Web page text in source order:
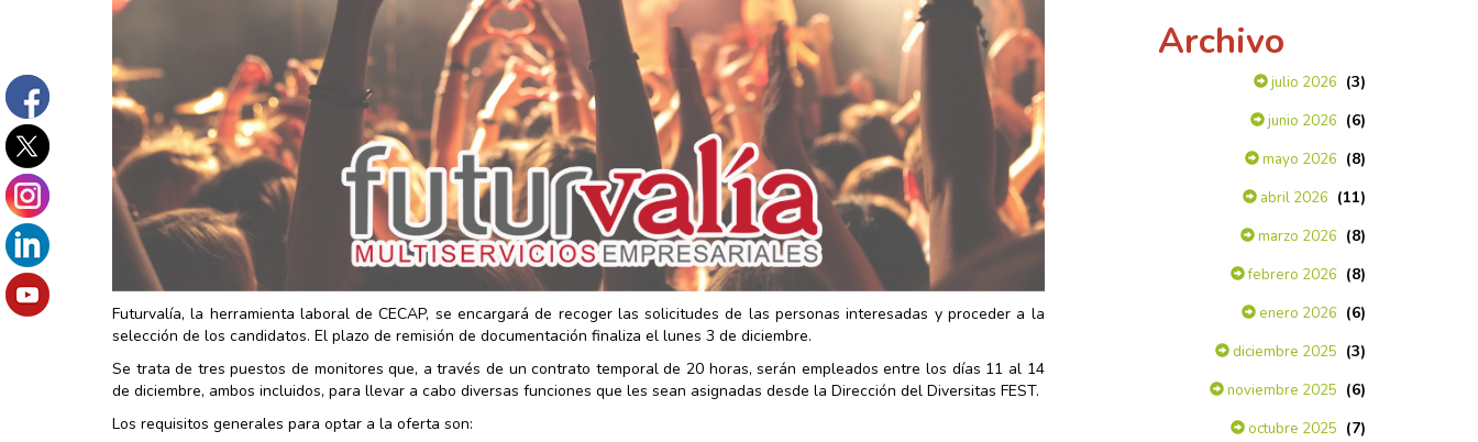
Futurvalía, la herramienta laboral de CECAP, se encargará de recoger las solicitudes de las personas interesadas y proceder a la
selección de los candidatos. El plazo de remisión de documentación finaliza el lunes 3 de diciembre.
Se trata de tres puestos de monitores que, a través de un contrato temporal de 20 horas, serán empleados entre los días 11 al 14
de diciembre, ambos incluidos, para llevar a cabo diversas funciones que les sean asignadas desde la Dirección del Diversitas FEST.
Los requisitos generales para optar a la oferta son:
Archivo
julio 2026 (3)
junio 2026 (6)
mayo 2026 (8)
abril 2026 (11)
marzo 2026 (8)
febrero 2026 (8)
enero 2026 (6)
diciembre 2025 (3)
noviembre 2025 (6)
octubre 2025 (7)